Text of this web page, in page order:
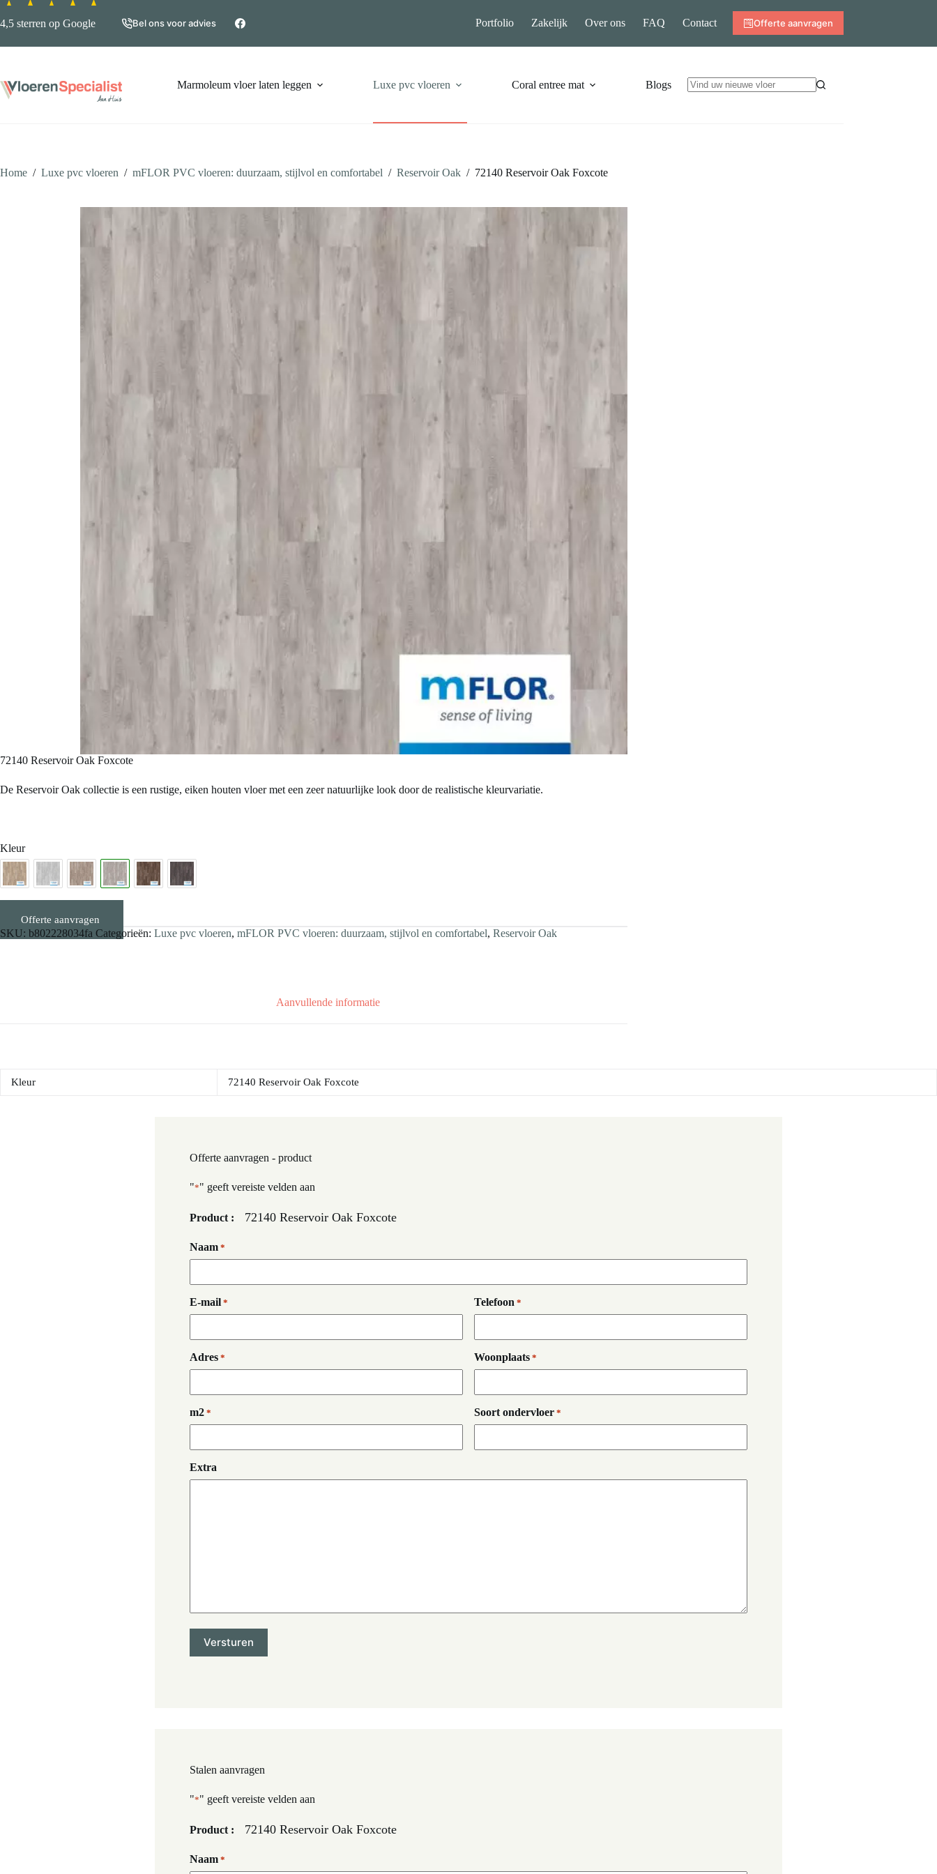
Ga
naar
de
4,5 sterren op Google Bel ons voor advies Portfolio Zakelijk Over ons FAQ Contact Offerte aanvragen
Marmoleum vloer laten leggen Luxe pvc vloeren Coral entree mat
Blogs
Home / Luxe pvc vloeren / mFLOR PVC vloeren: duurzaam, stijlvol en comfortabel / Reservoir Oak / 72140 Reservoir Oak Foxcote
72140 Reservoir Oak Foxcote
De Reservoir Oak collectie is een rustige, eiken houten vloer met een zeer natuurlijke look door de realistische kleurvariatie.
Kleur
Offerte aanvragen
SKU: b802228034fa Categorieën: Luxe pvc vloeren, mFLOR PVC vloeren: duurzaam, stijlvol en comfortabel, Reservoir Oak
Aanvullende informatie
Kleur 72140 Reservoir Oak Foxcote
Offerte aanvragen - product
"*" geeft vereiste velden aan
Product : 72140 Reservoir Oak Foxcote
Naam *
E-mail * Telefoon *
Adres * Woonplaats *
m2 * Soort ondervloer *
Extra
Stalen aanvragen
"*" geeft vereiste velden aan
Product : 72140 Reservoir Oak Foxcote
Naam *